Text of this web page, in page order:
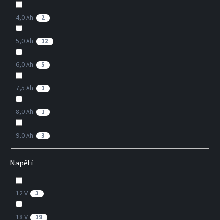
4,0 Ah 2
5,0 Ah 12
6,0 Ah 5
7,5 Ah 1
8,0 Ah 1
9,0 Ah 3
Napětí
12 V 3
18 V 19